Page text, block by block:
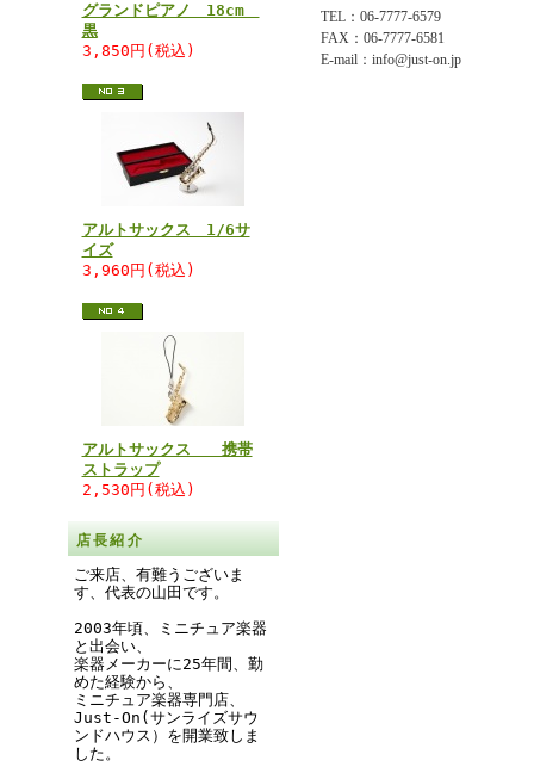
グランドピアノ 18cm
黒
3,850円(税込)
アルトサックス 1/6サ
イズ
3,960円(税込)
アルトサックス 携帯
ストラップ
2,530円(税込)
店長紹介
ご来店、有難うございま
す、代表の山田です。
2003年頃、ミニチュア楽器
と出会い、
楽器メーカーに25年間、勤
めた経験から、
ミニチュア楽器専門店、
Just-On(サンライズサウ
ンドハウス）を開業致しま
した。
TEL：06-7777-6579
FAX：06-7777-6581
E-mail：info@just-on.jp